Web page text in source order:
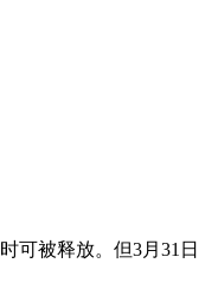
可被释放。但3月31日